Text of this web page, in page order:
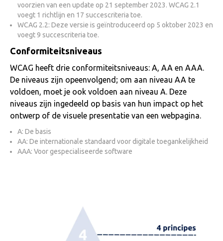
voorzien van een update op 21 september 2023. WCAG 2.1
voegt 1 richtlijn en 17 succescriteria toe.
WCAG 2.2: Deze versie is geïntroduceerd op 5 oktober 2023 en
voegt 9 succescriteria toe.
Conformiteitsniveaus
WCAG heeft drie conformiteitsniveaus: A, AA en AAA.
De niveaus zijn opeenvolgend; om aan niveau AA te
voldoen, moet je ook voldoen aan niveau A. Deze
niveaus zijn ingedeeld op basis van hun impact op het
ontwerp of de visuele presentatie van een webpagina.
A: De basis
AA: De internationale standaard voor digitale toegankelijkheid
AAA: Voor gespecialiseerde software